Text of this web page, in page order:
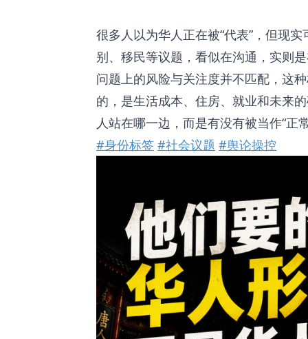
很多人以为华人正在被“代表”，但现
别、移民等议题，看似在沟通，实则
问题上的风险与关注度并不匹配，这
的，是生活成本、住房、就业和未来
人站在哪一边，而是有没有被当作“正
#身份标签 #社会议题 #舆论操控